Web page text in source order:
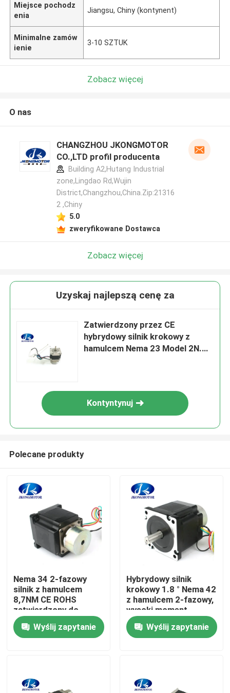
Dom
O nas
Miejsce pochodz
enia
Jiangsu, Chiny (kontynent)
Minimalne zamów
ienie
3-10 SZTUK
Zobacz więcej
O nas
CHANGZHOU JKONGMOTOR
CO.,LTD profil producenta
Building A2,Hutang Industrial
zone,Lingdao Rd,Wujin
District,Changzhou,China.Zip:21316
2 ,Chiny
5.0
zweryfikowane Dostawca
Zobacz więcej
Uzyskaj najlepszą cenę za
Zatwierdzony przez CE
hybrydowy silnik krokowy z
hamulcem Nema 23 Model 2N.M
Kontyntynuj
Polecane produkty
Nema 34 2-fazowy
silnik z hamulcem
8,7NM CE ROHS
zatwierdzony do
maszyny Cnc
Wyślij zapytanie
Hybrydowy silnik
krokowy 1.8 ° Nema 42
z hamulcem 2-fazowy,
wysoki moment
obrotowy 28NM
Wyślij zapytanie